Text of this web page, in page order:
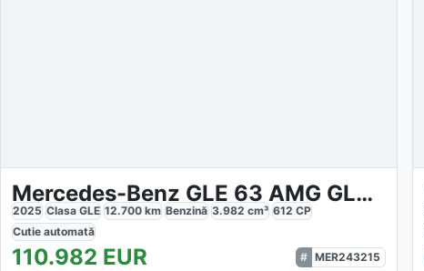
Mercedes-Benz GLE 63 AMG GLE 63 S
2025 Clasa GLE 12.700 km Benzină 3.982 cm³ 612 CP
Cutie automată
110.982 EUR
MER243215